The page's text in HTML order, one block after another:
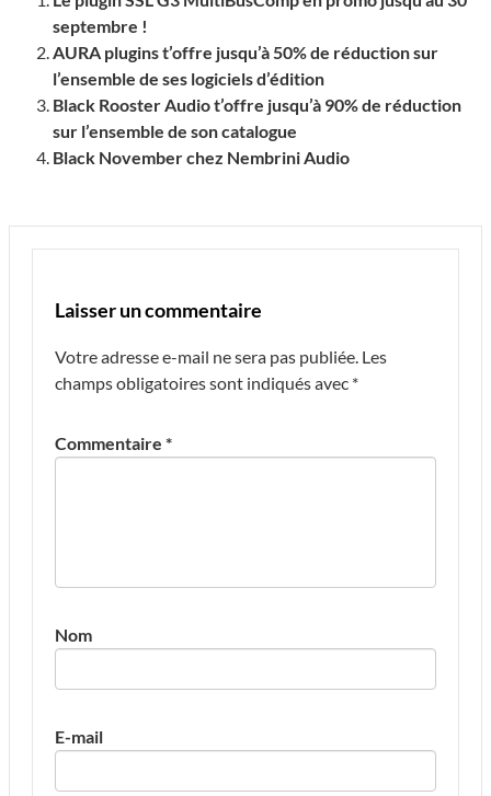
septembre !
AURA plugins t’offre jusqu’à 50% de réduction sur
l’ensemble de ses logiciels d’édition
Black Rooster Audio t’offre jusqu’à 90% de réduction
sur l’ensemble de son catalogue
Black November chez Nembrini Audio
Laisser un commentaire
Votre adresse e-mail ne sera pas publiée. Les
champs obligatoires sont indiqués avec *
Commentaire *
Nom
E-mail